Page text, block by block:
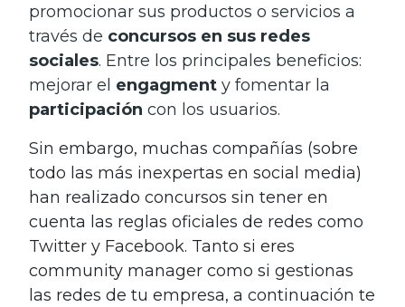
promocionar sus productos o servicios a
través de concursos en sus redes
sociales. Entre los principales beneficios:
mejorar el engagment y fomentar la
participación con los usuarios.
Sin embargo, muchas compañías (sobre
todo las más inexpertas en social media)
han realizado concursos sin tener en
cuenta las reglas oficiales de redes como
Twitter y Facebook. Tanto si eres
community manager como si gestionas
las redes de tu empresa, a continuación te